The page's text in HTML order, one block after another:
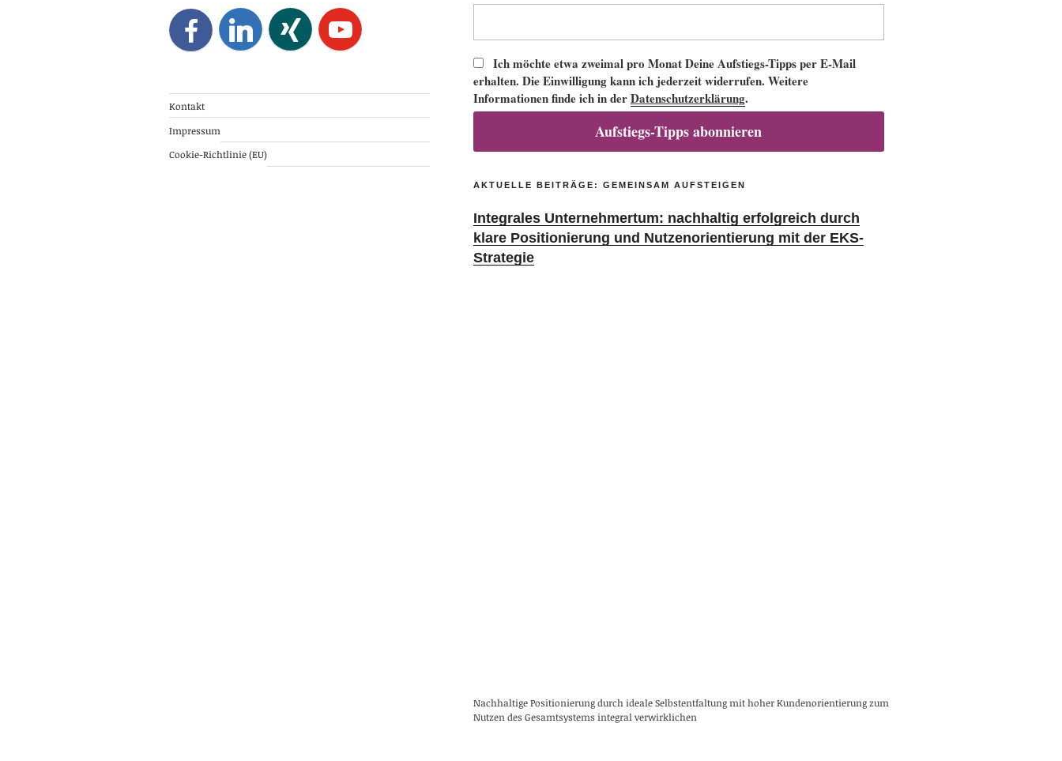
Kontakt
Impressum
Cookie-Richtlinie (EU)
Ich möchte etwa zweimal pro Monat Deine Aufstiegs-Tipps per E-Mail
erhalten. Die Einwilligung kann ich jederzeit widerrufen. Weitere
Informationen finde ich in derDatenschutzerklärung.
Aufstiegs-Tipps abonnieren
AKTUELLE BEITRÄGE: GEMEINSAM AUFSTEIGEN
Integrales Unternehmertum: nachhaltig erfolgreich durch
klare Positionierung und Nutzenorientierung mit der EKS-
Strategie
Nachhaltige Positionierung durch ideale Selbstentfaltung mit hoher Kundenorientierung zum
Nutzen des Gesamtsystems integral verwirklichen